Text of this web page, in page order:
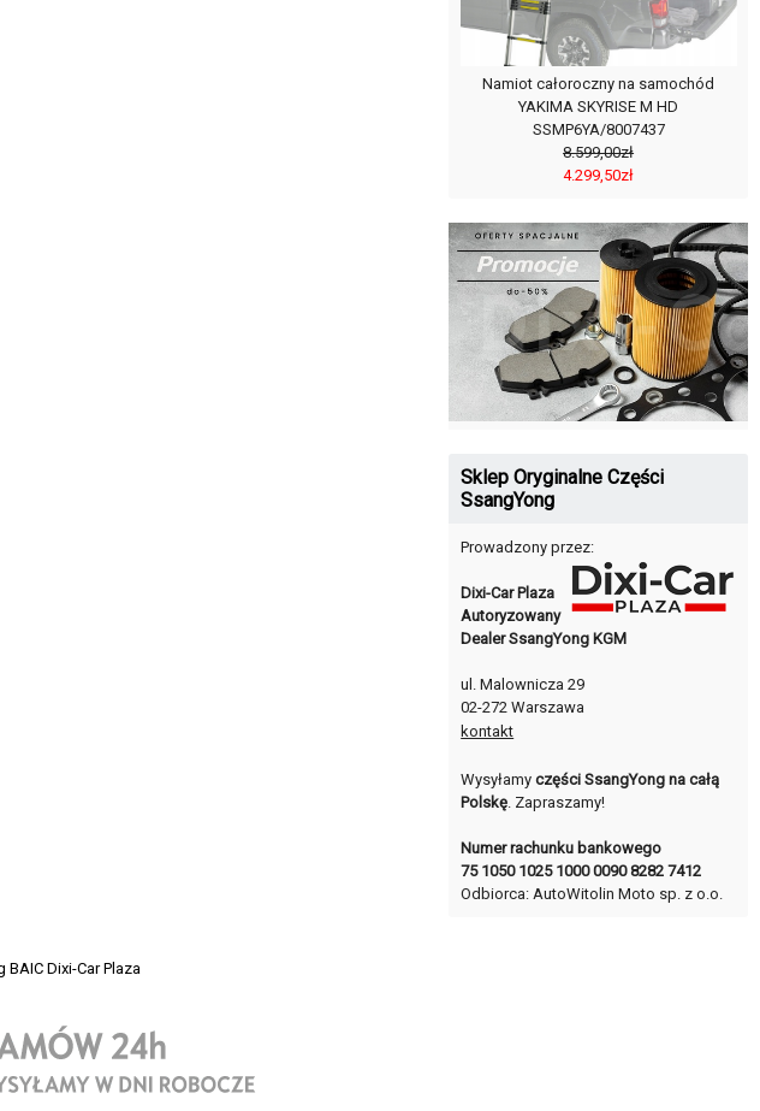
Namiot całoroczny na samochód
YAKIMA SKYRISE M HD
SSMP6YA/8007437
8.599,00zł
4.299,50zł
Sklep Oryginalne Części
SsangYong
Prowadzony przez:
Dixi-Car Plaza
Autoryzowany
Dealer SsangYong KGM
ul. Malownicza 29
02-272 Warszawa
kontakt
Wysyłamyczęści SsangYong na całą
Polskę. Zapraszamy!
Numer rachunku bankowego
75 1050 1025 1000 0090 8282 7412
Odbiorca: AutoWitolin Moto sp. z o.o.
BAIC Dixi-Car Plaza